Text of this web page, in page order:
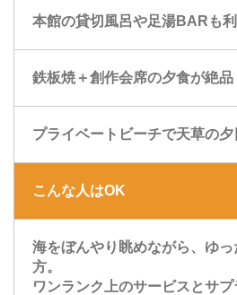
本館の貸切風呂や足湯BARも
鉄板焼＋創作会席の夕食が絶品
プライベートビーチで天草の
こんな人はOK
海をぼんやり眺めながら、ゆ
方。
ワンランク上のサービスとサ